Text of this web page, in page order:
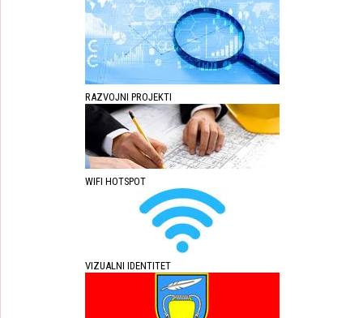
RAZVOJNI PROJEKTI
WIFI HOTSPOT
VIZUALNI IDENTITET